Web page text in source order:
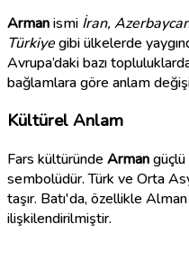
Armanismi İran,
Türkiyegibi ülkelerde
Avrupa’daki bazı
bağlamlara göre anlam
Kültürel Anlam
Fars kültüründe Armangüçlü
sembolüdür. Türk ve Orta
taşır. Batı'da, özellikle
ilişkilendirilmiştir.